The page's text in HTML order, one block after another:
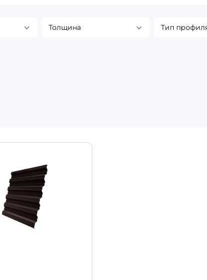
Толщина Тип